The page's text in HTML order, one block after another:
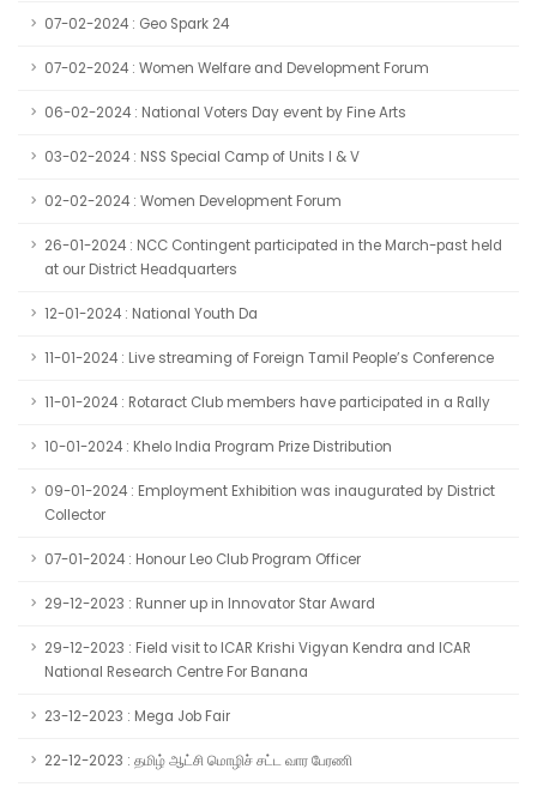
07-02-2024 : Geo Spark 24
07-02-2024 : Women Welfare and Development Forum
06-02-2024 : National Voters Day event by Fine Arts
03-02-2024 : NSS Special Camp of Units I & V
02-02-2024 : Women Development Forum
26-01-2024 : NCC Contingent participated in the March-past held
at our District Headquarters
12-01-2024 : National Youth Da
11-01-2024 : Live streaming of Foreign Tamil People’s Conference
11-01-2024 : Rotaract Club members have participated in a Rally
10-01-2024 : Khelo India Program Prize Distribution
09-01-2024 : Employment Exhibition was inaugurated by District
Collector
07-01-2024 : Honour Leo Club Program Officer
29-12-2023 : Runner up in Innovator Star Award
29-12-2023 : Field visit to ICAR Krishi Vigyan Kendra and ICAR
National Research Centre For Banana
23-12-2023 : Mega Job Fair
22-12-2023 : தமிழ் ஆட்சி மொழிச் சட்ட வார பேரணி